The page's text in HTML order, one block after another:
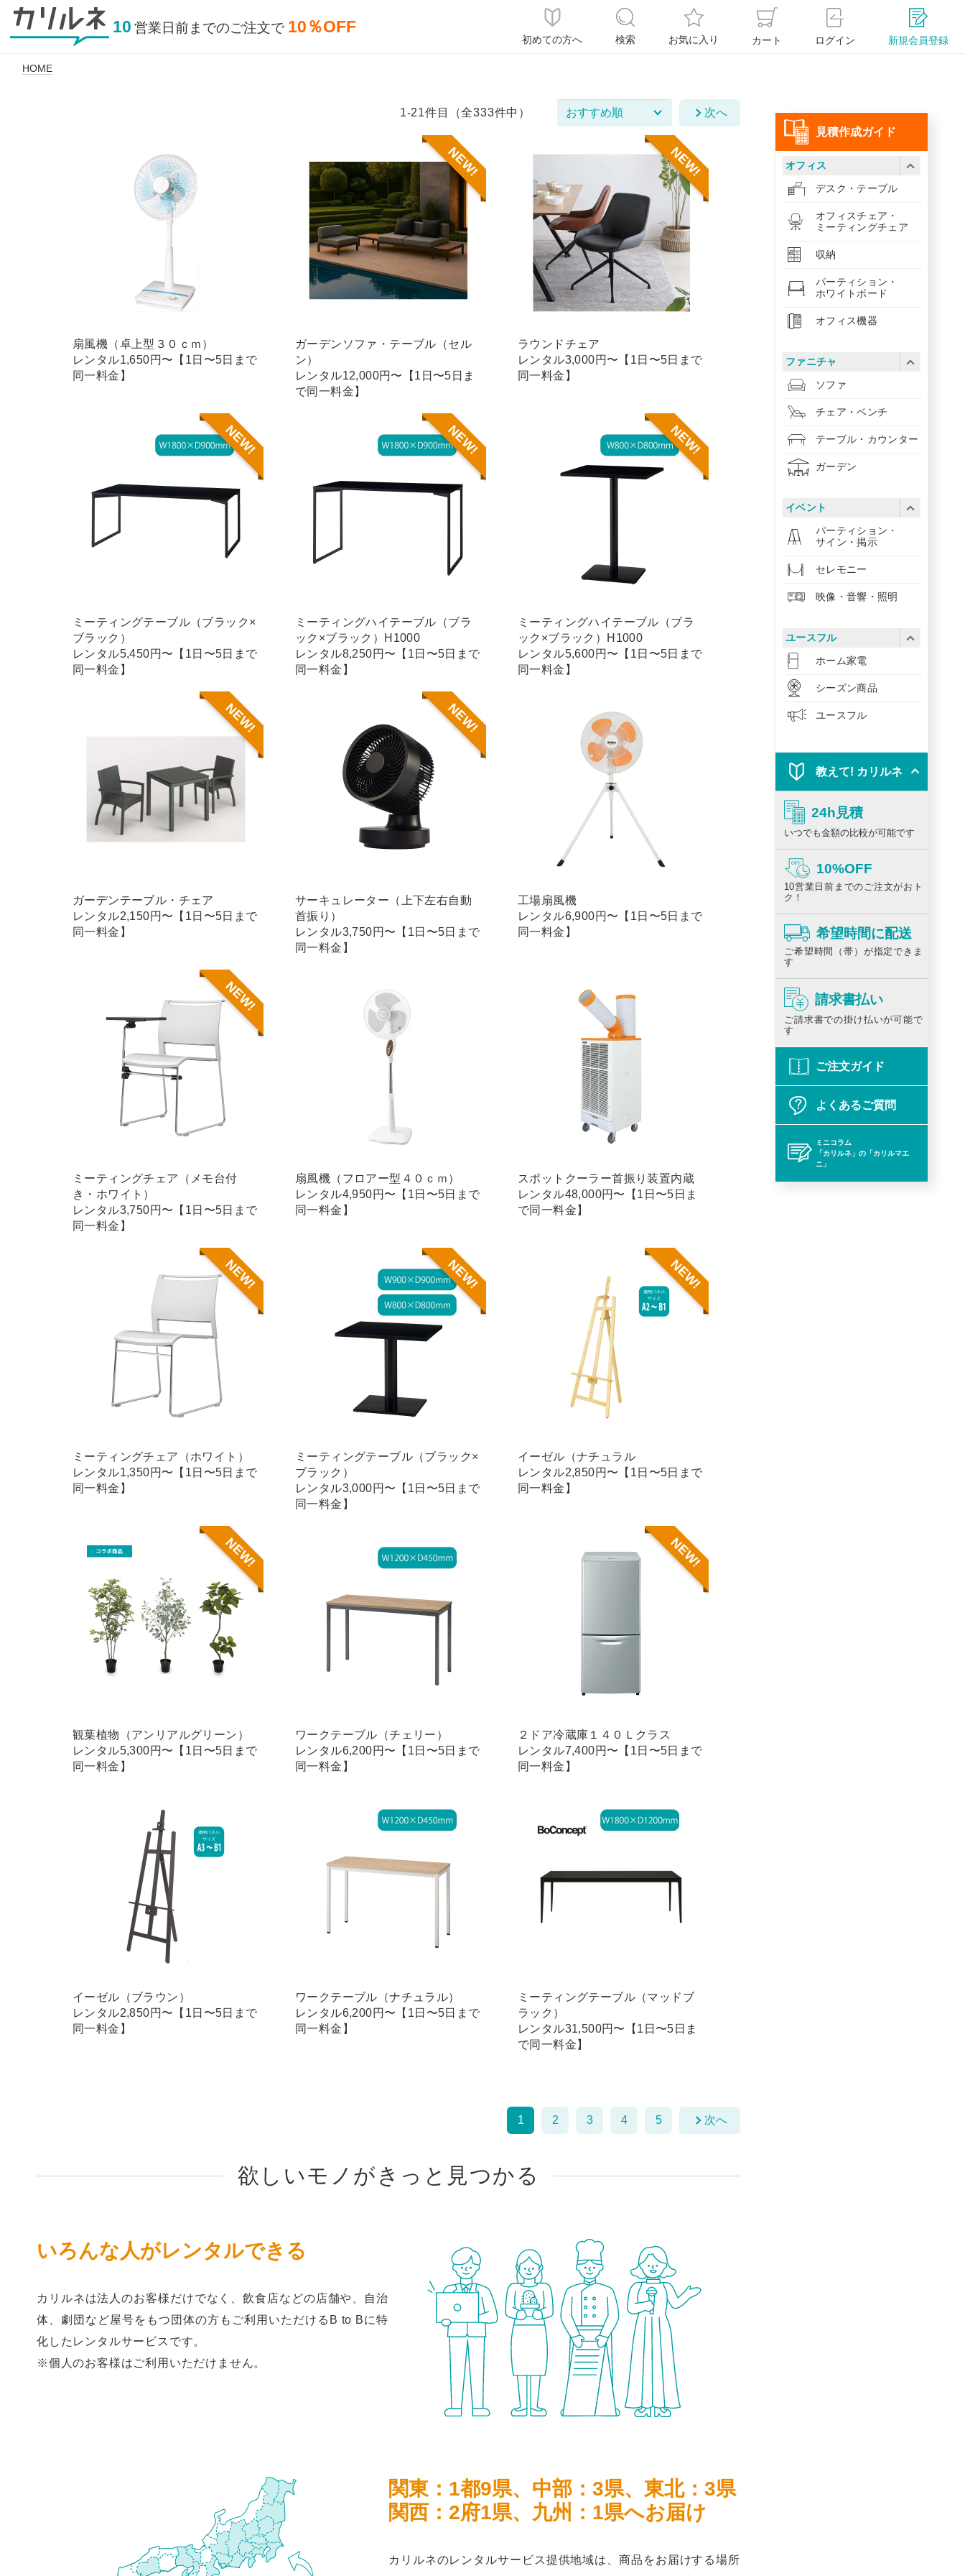
10 営業日前までのご注文で 10％OFF
初めての方へ 検索 お気に入り カート ログイン 新規会員登録
HOME
1-21件目（全333件中） 次へ
扇風機（卓上型３０ｃｍ）
レンタル1,650円〜【1日〜5日まで
同一料金】
ガーデンソファ・テーブル（セル
ン）
レンタル12,000円〜【1日〜5日ま
で同一料金】
NEW!
ラウンドチェア
レンタル3,000円〜【1日〜5日まで
同一料金】
NEW!
ミーティングテーブル（ブラック×
ブラック）
レンタル5,450円〜【1日〜5日まで
同一料金】
NEW!
ミーティングハイテーブル（ブラ
ック×ブラック）H1000
レンタル8,250円〜【1日〜5日まで
同一料金】
NEW!
ミーティングハイテーブル（ブラ
ック×ブラック）H1000
レンタル5,600円〜【1日〜5日まで
同一料金】
NEW!
ガーデンテーブル・チェア
レンタル2,150円〜【1日〜5日まで
同一料金】
NEW!
サーキュレーター（上下左右自動
首振り）
レンタル3,750円〜【1日〜5日まで
同一料金】
NEW!
工場扇風機
レンタル6,900円〜【1日〜5日まで
同一料金】
ミーティングチェア（メモ台付
き・ホワイト）
レンタル3,750円〜【1日〜5日まで
同一料金】
NEW!
扇風機（フロアー型４０ｃｍ）
レンタル4,950円〜【1日〜5日まで
同一料金】
スポットクーラー首振り装置内蔵
レンタル48,000円〜【1日〜5日ま
で同一料金】
ミーティングチェア（ホワイト）
レンタル1,350円〜【1日〜5日まで
同一料金】
NEW!
ミーティングテーブル（ブラック×
ブラック）
レンタル3,000円〜【1日〜5日まで
同一料金】
NEW!
イーゼル（ナチュラル
レンタル2,850円〜【1日〜5日まで
同一料金】
NEW!
観葉植物（アンリアルグリーン）
レンタル5,300円〜【1日〜5日まで
同一料金】
NEW!
ワークテーブル（チェリー）
レンタル6,200円〜【1日〜5日まで
同一料金】
２ドア冷蔵庫１４０Ｌクラス
レンタル7,400円〜【1日〜5日まで
同一料金】
NEW!
イーゼル（ブラウン）
レンタル2,850円〜【1日〜5日まで
同一料金】
ワークテーブル（ナチュラル）
レンタル6,200円〜【1日〜5日まで
同一料金】
ミーティングテーブル（マッドブ
ラック）
レンタル31,500円〜【1日〜5日ま
で同一料金】
1 2 3 4 5 次へ
欲しいモノがきっと見つかる
いろんな人がレンタルできる
カリルネは法人のお客様だけでなく、飲食店などの店舗や、自治
体、劇団など屋号をもつ団体の方もご利用いただけるB to Bに特
化したレンタルサービスです。
※個人のお客様はご利用いただけません。
関東：1都9県、中部：3県、東北：3県
関西：2府1県、九州：1県へお届け
カリルネのレンタルサービス提供地域は、商品をお届けする場所
⾒積作成ガイド
オフィス
デスク・テーブル
オフィスチェア・
ミーティングチェア
収納
パーティション・
ホワイトボード
オフィス機器
ファニチャ
ソファ
チェア・ベンチ
テーブル・カウンター
ガーデン
イベント
パーティション・
サイン・掲示
セレモニー
映像・音響・照明
ユースフル
ホーム家電
シーズン商品
ユースフル
教えて! カリルネ
24h見積
いつでも金額の比較が可能です
10%OFF
10営業日前までのご注文がおト
ク！
希望時間に配送
ご希望時間（帯）が指定できま
す
請求書払い
ご請求書での掛け払いが可能で
す
ご注文ガイド
よくあるご質問
ミニコラム
「カリルネ」の「カリルマエ
ニ」